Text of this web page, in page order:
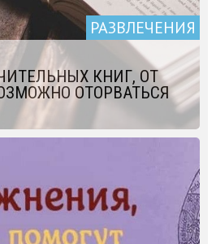
РАЗВЛЕЧЕНИЯ
КНИГ, ОТ
ОТОРВАТЬСЯ